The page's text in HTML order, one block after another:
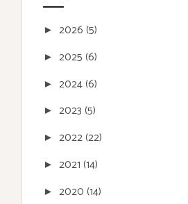
► 2026 (5)
► 2025 (6)
► 2024(6)
► 2023 (5)
► 2022(22)
► 2021 (14)
► 2020 (14)